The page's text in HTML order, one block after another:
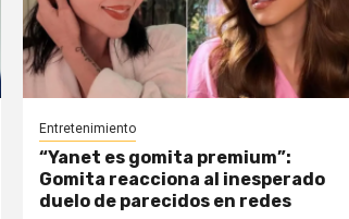
Entretenimiento
“Yanet es gomita premium”:
Gomita reacciona al inesperado
duelo de parecidos en redes